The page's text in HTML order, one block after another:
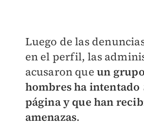
Luego de las
en el perfil, las
acusaron queun
hombres ha intentado
página y que han
amenazas.